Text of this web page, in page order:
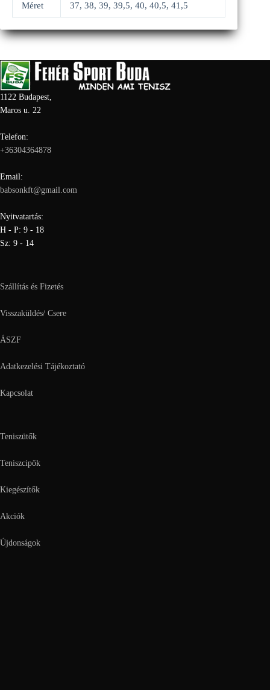
Méret 37, 38, 39, 39,5, 40, 40,5, 41,5
1122 Budapest,
Maros u. 22
Telefon:
+36304364878
Email:
babsonkft@gmail.com
Nyitvatartás:
H - P: 9 - 18
Sz: 9 - 14
Szállítás és Fizetés
Visszaküldés/ Csere
ÁSZF
Adatkezelési Tájékoztató
Kapcsolat
Teniszütők
Teniszcipők
Kiegészítők
Akciók
Újdonságok